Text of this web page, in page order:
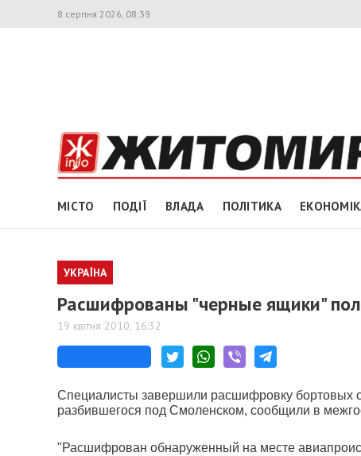
8 серпня 2026, 08:39
МІСТО ПОДІЇ ВЛАДА ПОЛІТИКА
УКРАЇНА
Расшифрованы "черные ящики"
19 квітня 2010, 16:32
Специалисты завершили расшифровку бортовых
разбившегося под Смоленском, сообщили в
"Расшифрован обнаруженный на месте